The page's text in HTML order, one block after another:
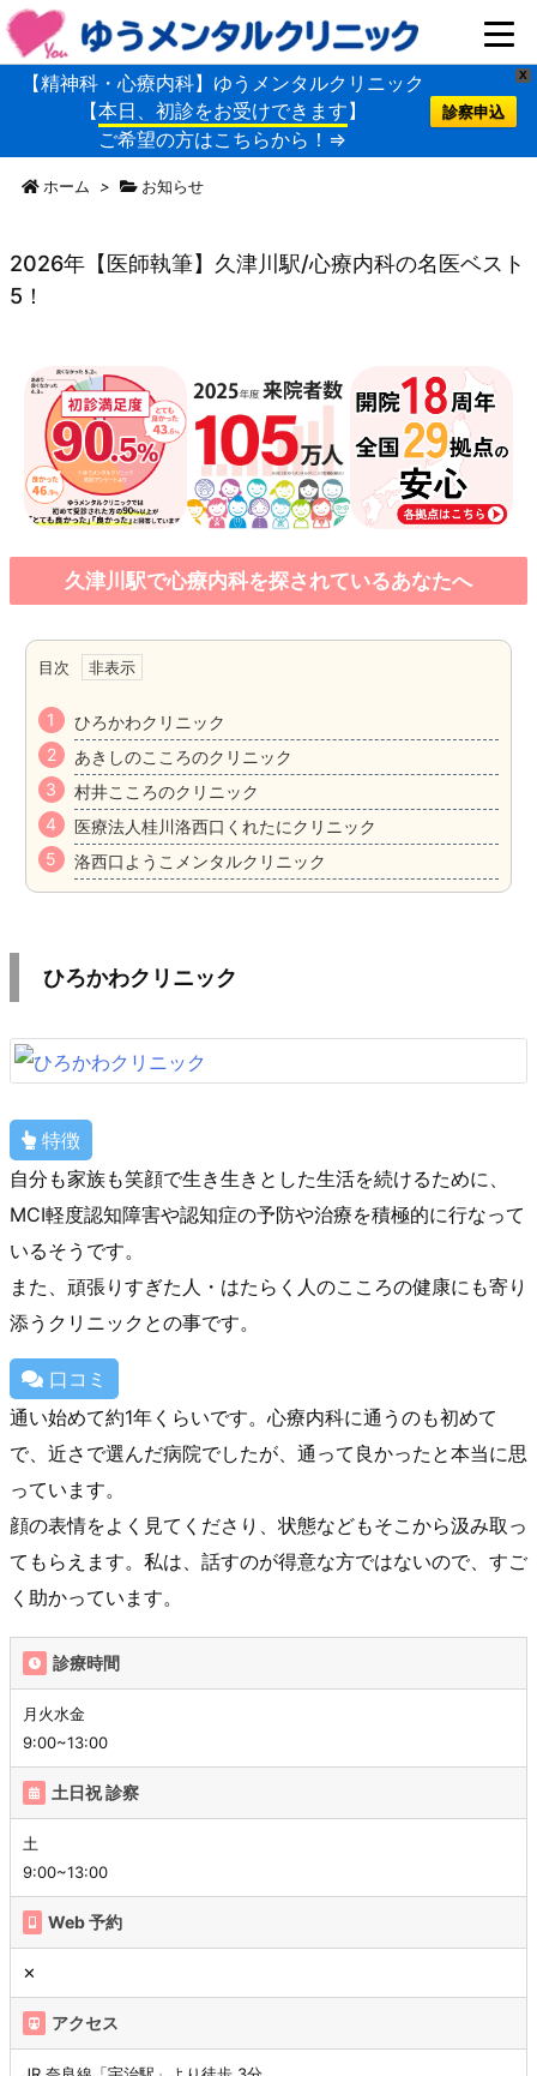
X
【精神科・心療内科】ゆうメンタルクリニック
【本日、初診をお受けできます】
ご希望の方はこちらから！⇒
診察申込
ホーム > お知らせ
2026年【医師執筆】久津川駅/心療内科の名医ベスト
5！
久津川駅で心療内科を探されているあなたへ
目次
ひろかわクリニック
あきしのこころのクリニック
村井こころのクリニック
医療法人桂川洛西口くれたにクリニック
洛西口ようこメンタルクリニック
ひろかわクリニック
特徴
自分も家族も笑顔で生き生きとした生活を続けるために、
MCI軽度認知障害や認知症の予防や治療を積極的に行なって
いるそうです。
また、頑張りすぎた人・はたらく人のこころの健康にも寄り
添うクリニックとの事です。
口コミ
通い始めて約1年くらいです。心療内科に通うのも初めて
で、近さで選んだ病院でしたが、通って良かったと本当に思
っています。
顔の表情をよく見てくださり、状態などもそこから汲み取っ
てもらえます。私は、話すのが得意な方ではないので、すご
く助かっています。
診療時間
月火水金
9:00~13:00
土日祝 診察
土
9:00~13:00
Web 予約
✕
アクセス